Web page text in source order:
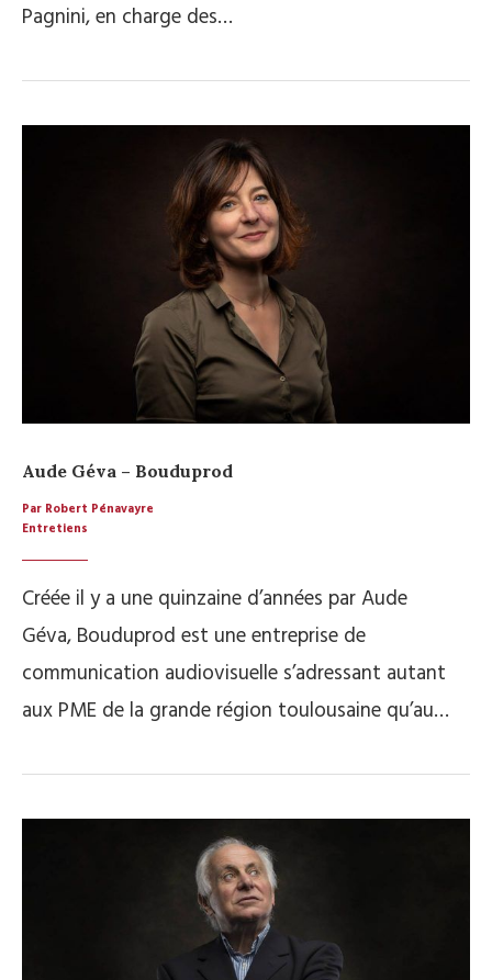
Pagnini, en charge des…
Aude Géva – Bouduprod
Par Robert Pénavayre
Entretiens
Créée il y a une quinzaine d’années par Aude
Géva, Bouduprod est une entreprise de
communication audiovisuelle s’adressant autant
aux PME de la grande région toulousaine qu’au…